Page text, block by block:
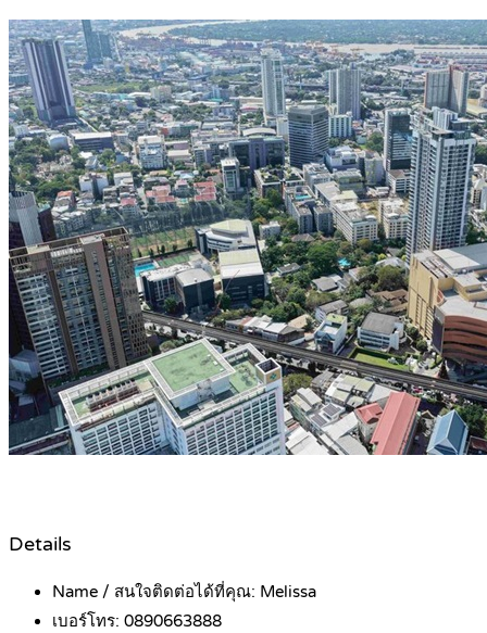
Details
Name / สนใจติดต่อได้ที่คุณ: Melissa
เบอร์โทร: 0890663888